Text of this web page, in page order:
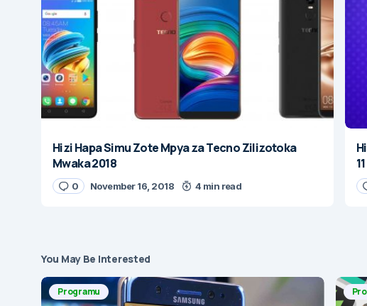
Hizi Hapa Simu Zote Mpya za Tecno Zilizotoka
Mwaka 2018
0 November 16, 2018 4 min read
You May Be Interested
Programu